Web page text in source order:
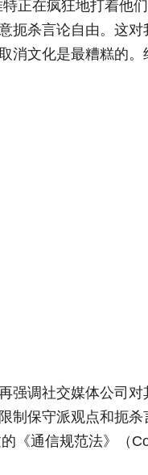
正在疯狂地打着他
扼杀言论自由。这
消文化是最糟糕的。
强调社交媒体公司
制保守派观点和扼
《通信规范法》（